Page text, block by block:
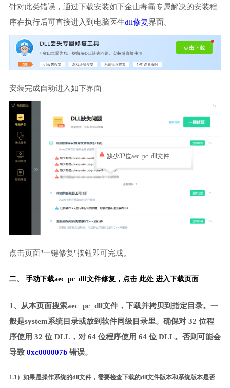
针对此类错误，通过下载安装如下金山毒霸专属解决的安装程
序在执行后可直接进入到电脑医生dll修复界面。
安装完成自动进入如下界面
缺少32位aec_pc_dll文件
点击页面"一键修复"按钮即可完成。
二、 手动下载aec_pc_dll文件修复， 点击 此处 进入下载页面
1、从本页面搜索aec_pc_dll文件，下载并拷贝到指定目录。一
般是system系统目录或放到软件同级目录里。确保对 32 位程
序使用 32 位 DLL，对 64 位程序使用 64 位 DLL。否则可能会
导致 0xc000007b错误。
1.1）如果是操作系统的dll文件，需要检查下载的dll文件版本和系统版本是否